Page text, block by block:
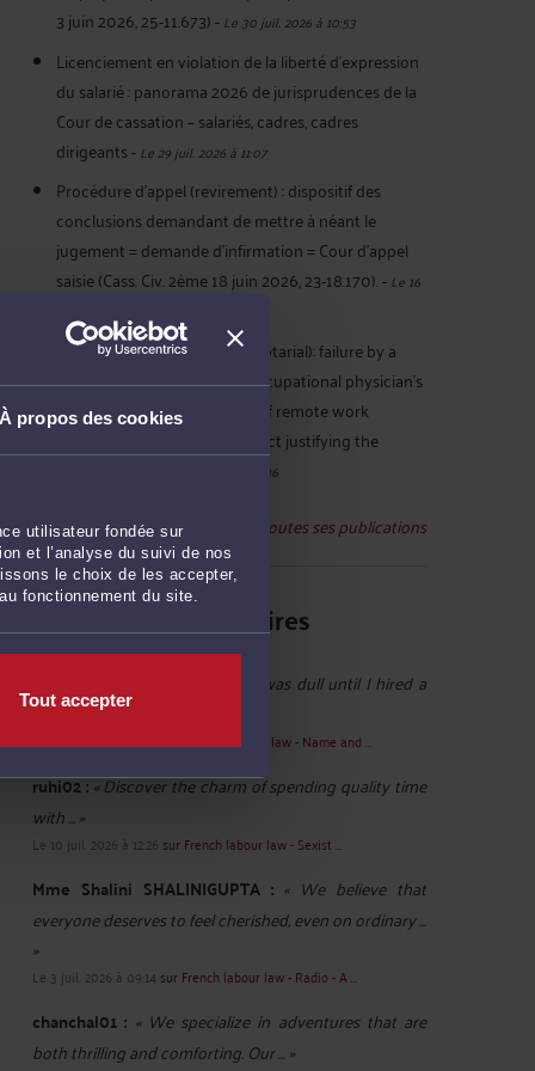
À propos des cookies
utilisateur fondée sur
et l’analyse du suivi de nos
le choix de les accepter,
fonctionnement du site.
Tout accepter
3 juin 2026, 25-11.673)-Le 30 juil. 2026 à 10:53
Licenciement en violation de la liberté d’expression
du salarié : panorama 2026 de jurisprudences de la
Cour de cassation – salariés, cadres, cadres
dirigeants-Le 29 juil. 2026 à 11:07
Procédure d’appel (revirement) : dispositif des
conclusions demandant de mettre à néant le
jugement = demande d’infirmation = Cour d’appel
saisie (Cass. Civ. 2ème 18 juin 2026, 23-18.170).-Le 16
French law - Remote work (notarial): failure by a
notary to comply with the occupational physician's
recommendation for 3 days of remote work
constitutes serious misconduct justifying the
Le 16 juil. 2026 à 19:16
Voir toutes ses publications
Derniers commentaires
« My office party was dull until I hired a
Gurgaon Escorts Service. The ... »
French labour law - Name and ...
ruhi02 :« Discover the charm of spending quality time
with ... »
Le 10 juil. 2026 à 12:26 sur French labour law - Sexist ...
Mme Shalini SHALINIGUPTA : « We believe that
everyone deserves to feel cherished, even on ordinary ...
»
Le 3 juil. 2026 à 09:14 sur French labour law - Radio - A ...
chanchal01 : « We specialize in adventures that are
both thrilling and comforting. Our ... »